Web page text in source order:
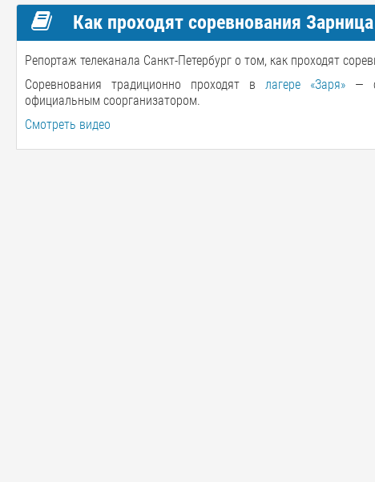
Как проходят соревнования
Репортаж телеканала Санкт-Петербург о том, как проходят
Соревнования традиционно проходят влагере «Заря» —
официальным соорганизатором.
Смотреть видео